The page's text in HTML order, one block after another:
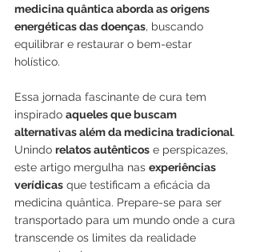
medicina quântica aborda as origens
energéticas das doenças, buscando
equilibrar e restaurar o bem-estar
holístico.
Essa jornada fascinante de cura tem
inspirado aqueles que buscam
alternativas além da medicina tradicional.
Unindo relatos autênticos e perspicazes,
este artigo mergulha nas experiências
verídicas que testificam a eficácia da
medicina quântica. Prepare-se para ser
transportado para um mundo onde a cura
transcende os limites da realidade